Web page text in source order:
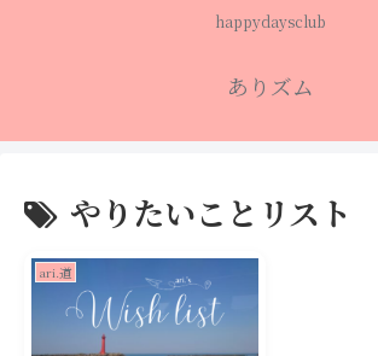
happydaysclub
ありズム
やりたいことリスト
ari.道